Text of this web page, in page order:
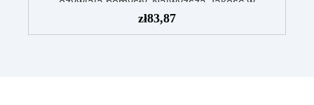
Przystępnej Cenie – Podnieś jakość swoich
dzieł bez rujnowania portfela! ICRYSTAL oferuje
zł83,87